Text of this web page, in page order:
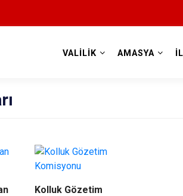
VALİLİK AMASYA
Kolluk Gözetim